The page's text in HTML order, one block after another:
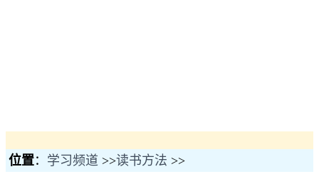
位置： 学习频道 >>读书方法 >>